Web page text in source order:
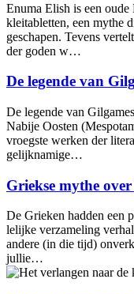
Enuma Elish is een oude
kleitabletten, een mythe
geschapen. Tevens
der goden w…
De legende van
De legende van
Nabije Oosten
vroegste werken der
gelijknamige…
Griekse mythe
De Grieken hadden een
lelijke verzameling
andere (in die tijd)
jullie…